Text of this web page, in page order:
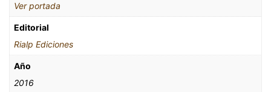
Ver portada
Editorial
Rialp Ediciones
Año
2016